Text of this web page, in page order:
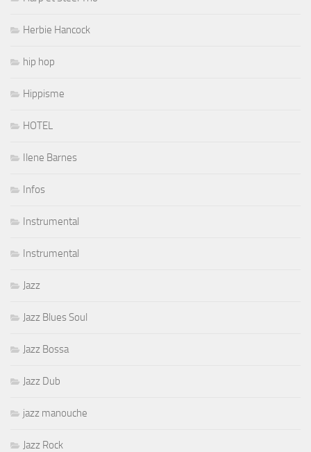
Herbie Hancock
hip hop
Hippisme
HOTEL
Ilene Barnes
Infos
Instrumental
Instrumental
Jazz
Jazz Blues Soul
Jazz Bossa
Jazz Dub
jazz manouche
Jazz Rock